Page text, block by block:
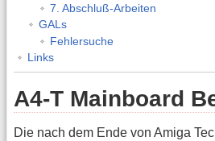
7. Abschluß-Arbeiten
GALs
Fehlersuche
Links
A4-T Mainboard
Die nach dem Ende von Amiga